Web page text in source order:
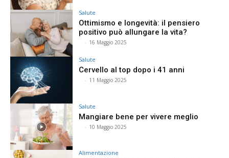
Salute
Ottimismo e longevità: il pensiero
positivo può allungare la vita?
- 16 Maggio 2025
Salute
Cervello al top dopo i 41 anni
- 11 Maggio 2025
Salute
Mangiare bene per vivere meglio
- 10 Maggio 2025
Alimentazione